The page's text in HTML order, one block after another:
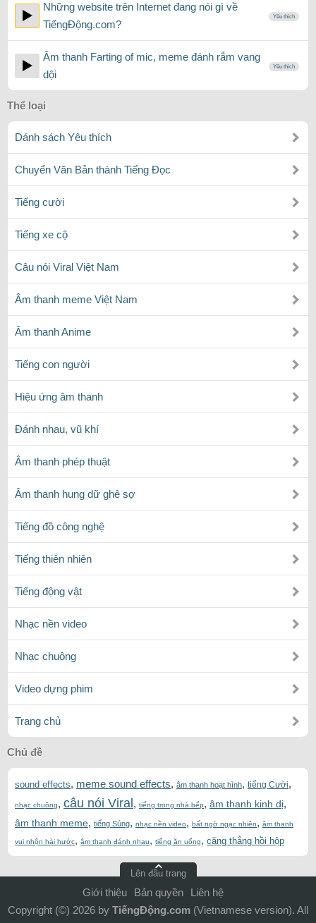
Những website trên Internet đang nói gì về
TiếngĐộng.com?
Yêu thích
Âm thanh Farting of mic, meme đánh rắm vang
dội
Yêu thích
Thể loại
Dánh sách Yêu thích
Chuyển Văn Bản thành Tiếng Đọc
Tiếng cười
Tiếng xe cộ
Câu nói Viral Việt Nam
Âm thanh meme Việt Nam
Âm thanh Anime
Tiếng con người
Hiệu ứng âm thanh
Đánh nhau, vũ khí
Âm thanh phép thuật
Âm thanh hung dữ ghê sợ
Tiếng đồ công nghệ
Tiếng thiên nhiên
Tiếng động vật
Nhạc nền video
Nhạc chuông
Video dựng phim
Trang chủ
Chủ đề
sound effects, meme sound effects, âm thanh hoạt hình, tiếng Cười,
nhạc chuông, câu nói Viral , tiếng trong nhà bếp, âm thanh kinh dị,
âm thanh meme, tiếng Súng, nhạc nền video, bất ngờ ngạc nhiên, âm thanh
vui nhộn hài hước, âm thanh đánh nhau, tiếng ăn uống, căng thẳng hồi hộp
Lên đầu trang
Giới thiệu Bản quyền
Liên hệ
Copyright (©) 2026 by TiếngĐộng.com (Vietnamese version). All